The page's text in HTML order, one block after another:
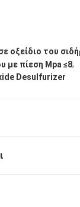
οξείδιο του
με πίεση Mpa ≤8,
Desulfurizer